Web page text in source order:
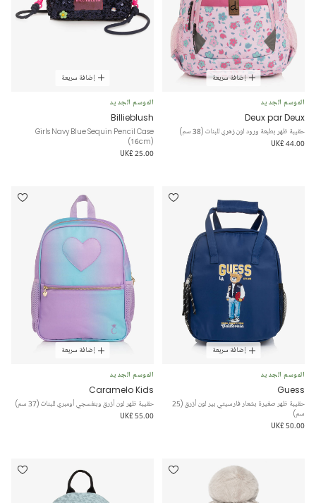
إضافة سريعة
الموسم الجديد
Deux par Deux
حقيبة ظهر بطبعة ورود لون زهري للبنات (38 سم)
UK£ 44.00
إضافة سريعة
الموسم الجديد
Billieblush
Girls Navy Blue Sequin Pencil Case
(16cm)
UK£ 25.00
إضافة سريعة
الموسم الجديد
Guess
حقيبة ظهر صغيرة بشعار فارسيتي بير لون أزرق (25
سم)
UK£ 50.00
إضافة سريعة
الموسم الجديد
Caramelo Kids
حقيبة ظهر لون أزرق وبنفسجي أومبري للبنات (37 سم)
UK£ 55.00